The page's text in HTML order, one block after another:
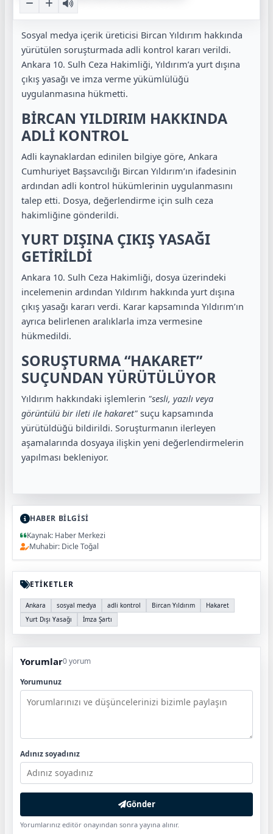
Sosyal medya içerik üreticisi Bircan Yıldırım hakkında
yürütülen soruşturmada adli kontrol kararı verildi.
Ankara 10. Sulh Ceza Hakimliği, Yıldırım’a yurt dışına
çıkış yasağı ve imza verme yükümlülüğü
uygulanmasına hükmetti.
BİRCAN YILDIRIM HAKKINDA
ADLİ KONTROL
Adli kaynaklardan edinilen bilgiye göre, Ankara
Cumhuriyet Başsavcılığı Bircan Yıldırım’ın ifadesinin
ardından adli kontrol hükümlerinin uygulanmasını
talep etti. Dosya, değerlendirme için sulh ceza
hakimliğine gönderildi.
YURT DIŞINA ÇIKIŞ YASAĞI
GETİRİLDİ
Ankara 10. Sulh Ceza Hakimliği, dosya üzerindeki
incelemenin ardından Yıldırım hakkında yurt dışına
çıkış yasağı kararı verdi. Karar kapsamında Yıldırım’ın
ayrıca belirlenen aralıklarla imza vermesine
hükmedildi.
SORUŞTURMA “HAKARET”
SUÇUNDAN YÜRÜTÜLÜYOR
Yıldırım hakkındaki işlemlerin "sesli, yazılı veya
görüntülü bir ileti ile hakaret" suçu kapsamında
yürütüldüğü bildirildi. Soruşturmanın ilerleyen
aşamalarında dosyaya ilişkin yeni değerlendirmelerin
yapılması bekleniyor.
HABER BİLGİSİ
Kaynak: Haber Merkezi
Muhabir: Dicle Toğal
ETİKETLER
Ankara sosyal medya adli kontrol Bircan Yıldırım
Hakaret
Yurt Dışı Yasağı
İmza Şartı
Yorumlar0 yorum
Yorumunuz
Adınız soyadınız
Gönder
Yorumlarınız editör onayından sonra yayına alınır.